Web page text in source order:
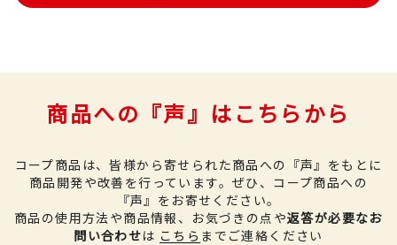
商品への『声』はこちらから
コープ商品は、皆様から寄せられた商品への『声』をもとに
商品開発や改善を行っています。 ぜひ、コープ商品への
『声』をお寄せください。
商品の使用方法や商品情報、お気づきの点や返答が必要なお
問い合わせは こちら までご連絡ください